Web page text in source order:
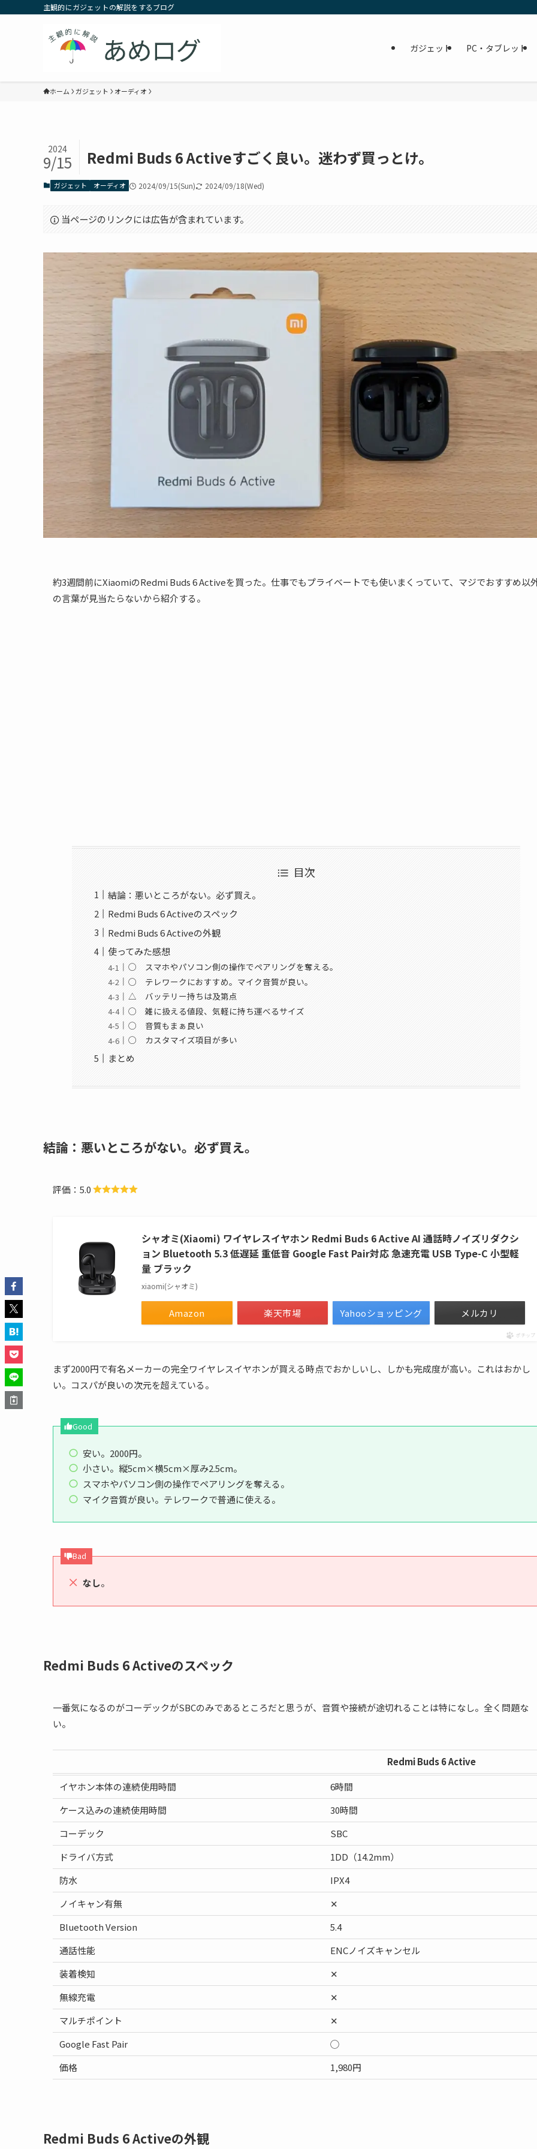
主観的にガジェットの解説をするブログ
ガジェット PC・タブレット
ホーム ガジェット オーディオ
Redmi Buds 6 Activeすごく良い。迷わず買っとけ。
2024
9/15
ガジェット オーディオ 2024/09/15(Sun) 2024/09/18(Wed)
当ページのリンクには広告が含まれています。
約3週間前にXiaomiのRedmi Buds 6 Activeを買った。仕事でもプライベートでも使いまくっていて、マジでおすすめ以
の言葉が見当たらないから紹介する。
目次
結論：悪いところがない。必ず買え。
Redmi Buds 6 Activeのスペック
Redmi Buds 6 Activeの外観
使ってみた感想
◯ スマホやパソコン側の操作でペアリングを奪える。
◯ テレワークにおすすめ。マイク音質が良い。
△ バッテリー持ちは及第点
◯ 雑に扱える値段、気軽に持ち運べるサイズ
◯ 音質もまぁ良い
◯ カスタマイズ項目が多い
まとめ
結論：悪いところがない。必ず買え。
評価：5.0
シャオミ(Xiaomi) ワイヤレスイヤホン Redmi Buds 6 Active AI 通話時ノイズリダクシ
ョン Bluetooth 5.3 低遅延 重低音 Google Fast Pair対応 急速充電 USB Type-C 小型軽
量 ブラック
xiaomi(シャオミ)
Amazon 楽天市場 Yahooショッピング メルカリ
ポチップ
まず2000円で有名メーカーの完全ワイヤレスイヤホンが買える時点でおかしいし、しかも完成度が高い。これはおかし
い。コスパが良いの次元を超えている。
Good
安い。2000円。
小さい。縦5cm×横5cm×厚み2.5cm。
スマホやパソコン側の操作でペアリングを奪える。
マイク音質が良い。テレワークで普通に使える。
Bad
なし。
Redmi Buds 6 Activeのスペック
一番気になるのがコーデックがSBCのみであるところだと思うが、音質や接続が途切れることは特になし。全く問題な
い。
Redmi Buds 6 Active
イヤホン本体の連続使用時間
6時間
ケース込みの連続使用時間
30時間
コーデック
SBC
ドライバ方式
1DD（14.2mm）
防水
IPX4
ノイキャン有無
✕
Bluetooth Version
5.4
通話性能
ENCノイズキャンセル
装着検知
✕
無線充電
✕
マルチポイント
✕
Google Fast Pair
◯
価格
1,980円
Redmi Buds 6 Activeの外観